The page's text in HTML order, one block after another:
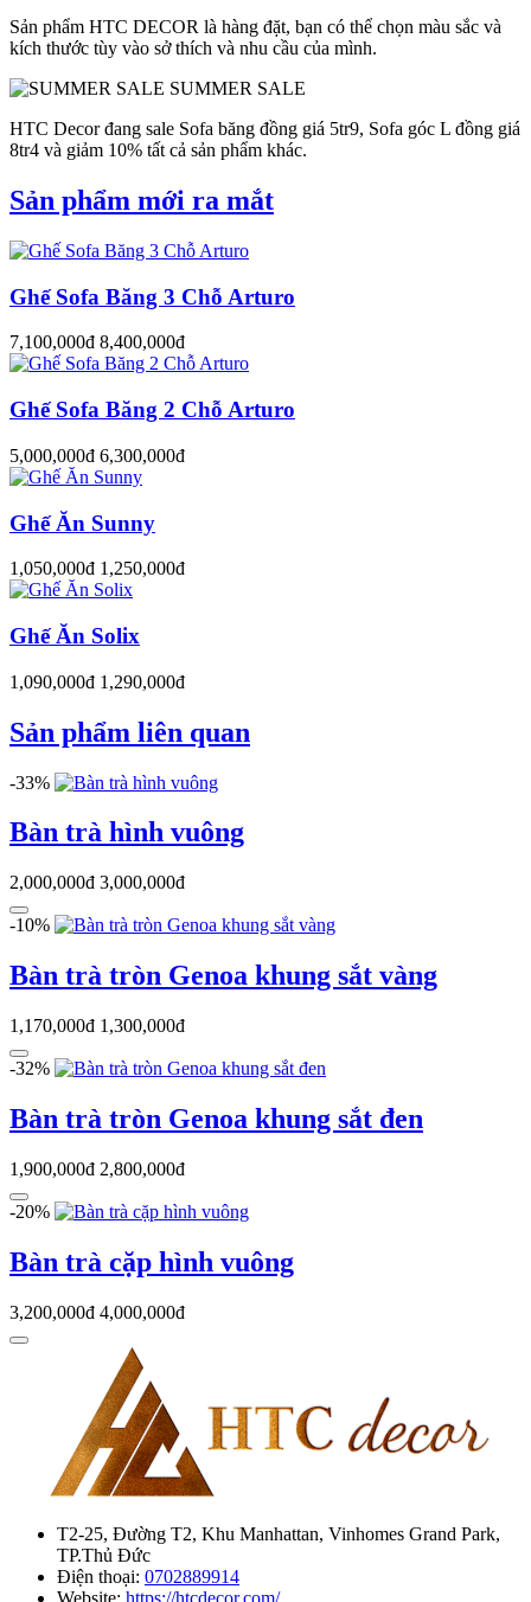
Sản phẩm HTC DECOR là hàng đặt, bạn có thể chọn màu sắc và
kích thước tùy vào sở thích và nhu cầu của mình.
SUMMER SALE
HTC Decor đang sale Sofa băng đồng giá 5tr9, Sofa góc L đồng giá
8tr4 và giảm 10% tất cả sản phẩm khác.
Sản phẩm mới ra mắt
Ghế Sofa Băng 3 Chỗ Arturo
7,100,000đ 8,400,000đ
Ghế Sofa Băng 2 Chỗ Arturo
5,000,000đ 6,300,000đ
Ghế Ăn Sunny
1,050,000đ 1,250,000đ
Ghế Ăn Solix
1,090,000đ 1,290,000đ
Sản phẩm liên quan
-33%
Bàn trà hình vuông
2,000,000đ 3,000,000đ
-10%
Bàn trà tròn Genoa khung sắt vàng
1,170,000đ 1,300,000đ
-32%
Bàn trà tròn Genoa khung sắt đen
1,900,000đ 2,800,000đ
-20%
Bàn trà cặp hình vuông
3,200,000đ 4,000,000đ
T2-25, Đường T2, Khu Manhattan, Vinhomes Grand Park,
TP.Thủ Đức
Điện thoại: 0702889914
Website: https://htcdecor.com/